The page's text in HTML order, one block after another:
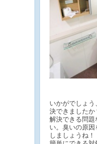
いかがでしょ
決できました
解決できる問題
い。臭いの原
しましょうね！